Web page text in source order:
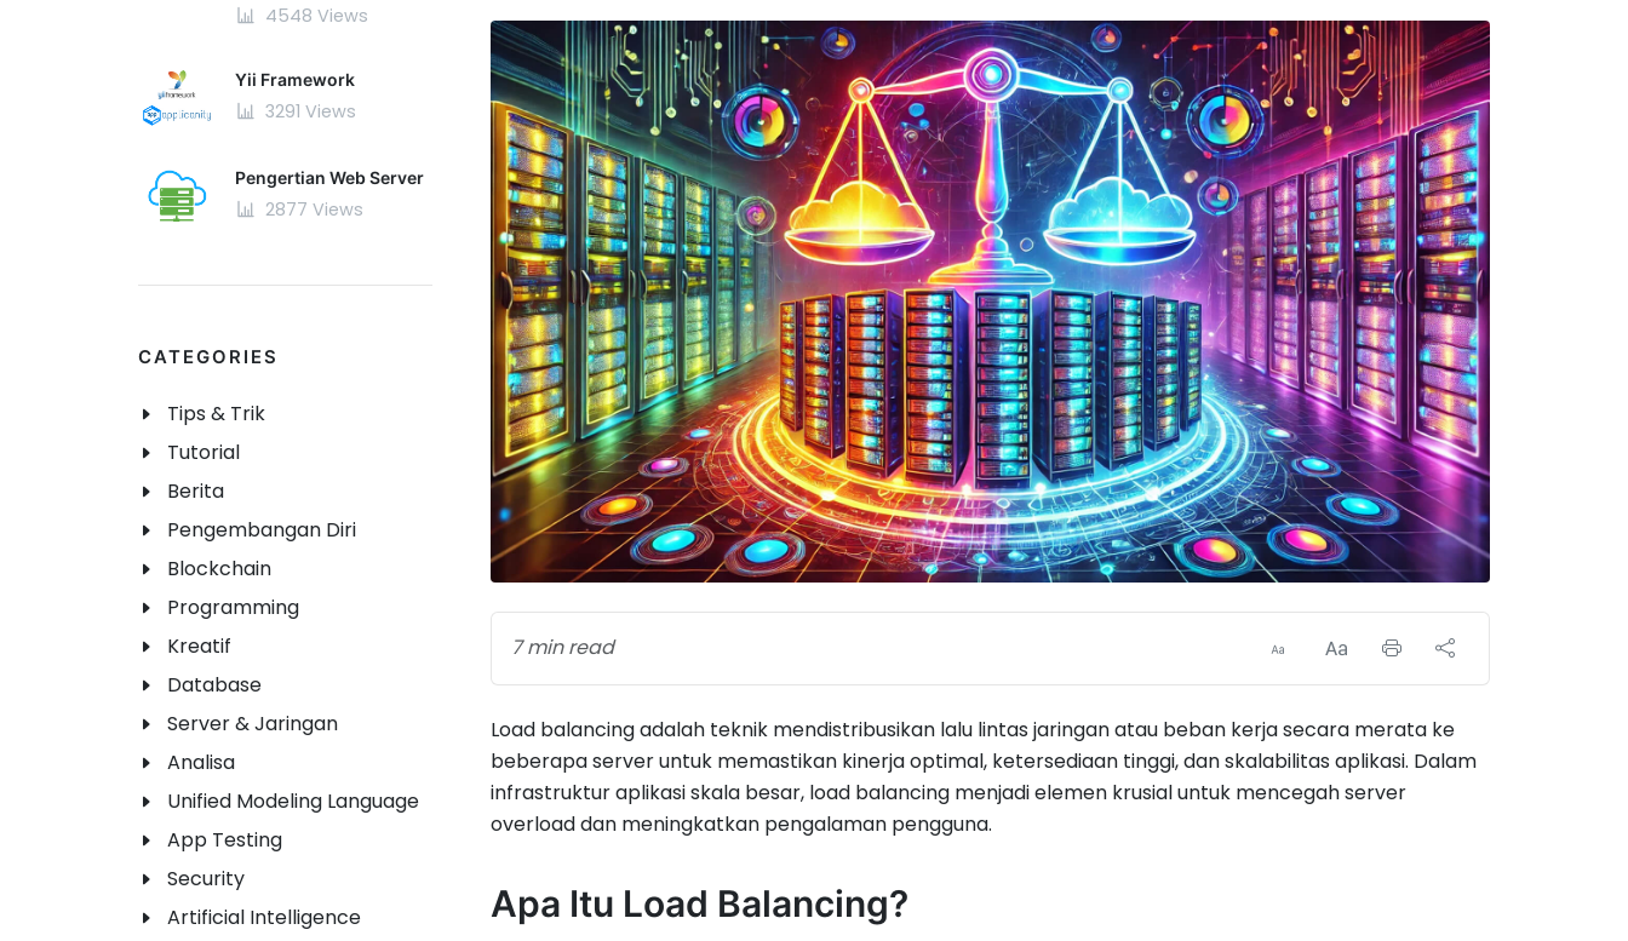
7 min read
Load balancing adalah teknik mendistribusikan lalu lintas jaringan atau beban kerja secara merata ke
beberapa server untuk memastikan kinerja optimal, ketersediaan tinggi, dan skalabilitas aplikasi. Dalam
infrastruktur aplikasi skala besar, load balancing menjadi elemen krusial untuk mencegah server
overload dan meningkatkan pengalaman pengguna.
Apa Itu Load Balancing?
4548 Views
Yii Framework
3291 Views
Pengertian Web Server
2877 Views
CATEGORIES
Tips & Trik
Tutorial
Berita
Pengembangan Diri
Blockchain
Programming
Kreatif
Database
Server & Jaringan
Analisa
Unified Modeling Language
App Testing
Security
Artificial Intelligence